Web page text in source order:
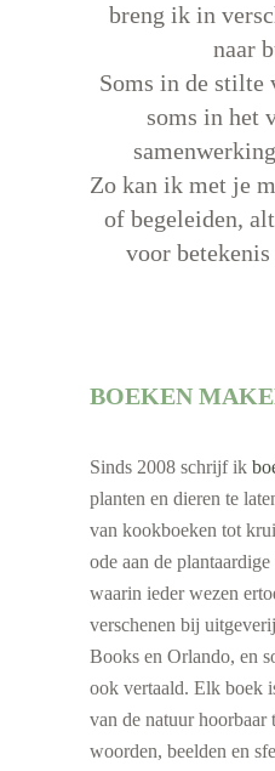
breng ik in
naar
Soms in de stilte
soms in het
Zo kan ik met je
of begeleiden,
voor
BOEKEN
Sinds 2008 schrijf ik
planten en dieren te
van kookboeken tot
ode aan de
waarin ieder wezen
verschenen bij
Books en Orlando, en
ook vertaald. Elk boek
van de natuur hoorbaar
woorden, beelden en